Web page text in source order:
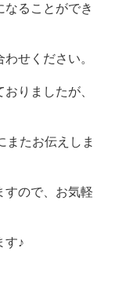
ることができ
せください。
りましたが、
またお伝えしま
すので、お気軽
す♪